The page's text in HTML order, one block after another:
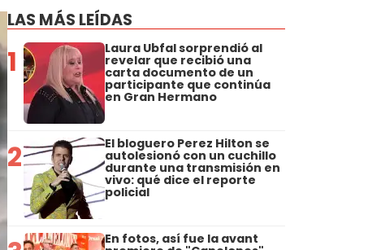
LAS MÁS LEÍDAS
1 Laura Ubfal sorprendió al
revelar que recibió una
carta documento de un
participante que continúa
en Gran Hermano
2 El bloguero Perez Hilton se
autolesionó con un cuchillo
durante una transmisión en
vivo: qué dice el reporte
policial
En fotos, así fue la avant